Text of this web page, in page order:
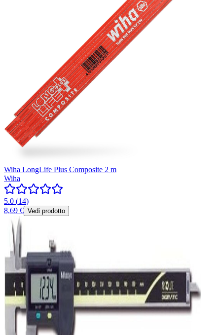
Wiha LongLife Plus Composite 2 m
Wiha
5.0 (14)
8,69 € Vedi prodotto